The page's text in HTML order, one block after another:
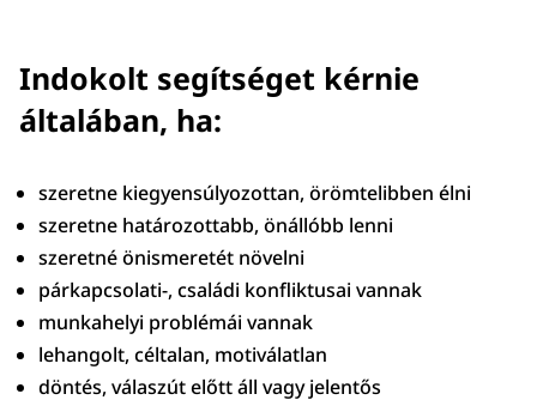
Indokolt segítséget kérnie
általában, ha:
szeretne kiegyensúlyozottan, örömtelibben élni
szeretne határozottabb, önállóbb lenni
szeretné önismeretét növelni
párkapcsolati-, családi konfliktusai vannak
munkahelyi problémái vannak
lehangolt, céltalan, motiválatlan
döntés, válaszút előtt áll vagy jelentős